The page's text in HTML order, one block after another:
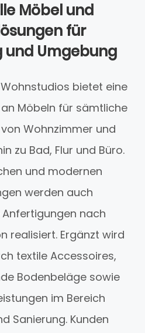
Möbel und
für
und Umgebung
bietet eine
Möbeln für sämtliche
Wohnzimmer und
zu Bad, Flur und Büro.
und modernen
werden auch
nach
realisiert. Ergänzt wird
textile Accessoires,
Bodenbeläge sowie
im Bereich
Sanierung. Kunden